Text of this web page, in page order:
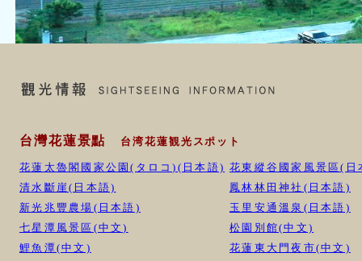
台灣花蓮景點 台湾花蓮観光スポット
花蓮太魯閣國家公園(タロコ)(日本語) 花東縱谷國家風景區(日
清水斷崖(日本語)
鳳林林田神社(日本語)
新光兆豐農場(日本語)
玉里安通溫泉(日本語)
七星潭風景區(中文)
松園別館(中文)
鯉魚潭(中文)
花蓮東大門夜市(中文)